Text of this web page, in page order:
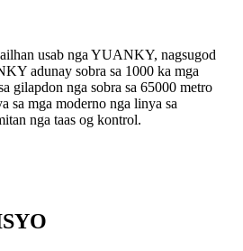
usab nga YUANKY, nagsugod
adunay sobra sa 1000 ka mga
gilapdon nga sobra sa 65000 metro
sa mga moderno nga linya sa
nga taas og kontrol.